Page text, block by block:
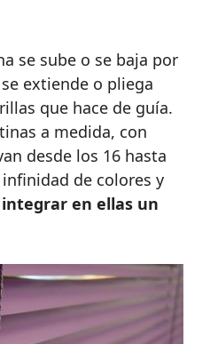
se sube o se baja por
extiende o pliega
que hace de guía.
a medida, con
desde los 16 hasta
de colores y
en ellas un